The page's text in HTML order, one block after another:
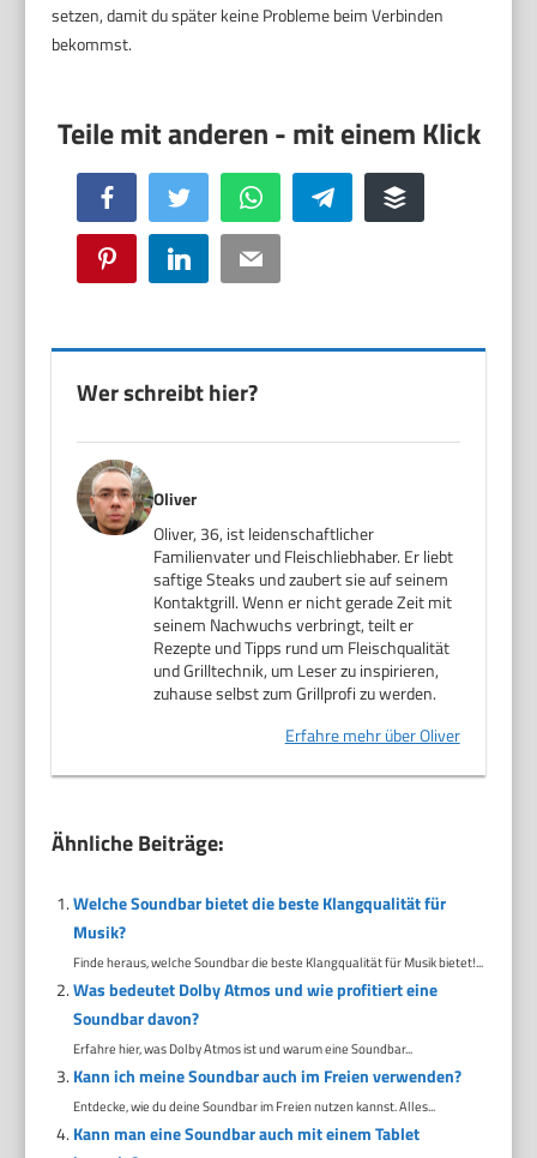
setzen, damit du später keine Probleme beim Verbinden
bekommst.
Facebook Twitter WhatsApp Telegram Buffer
Pinterest LinkedIn Email
Wer schreibt hier?
Oliver
Oliver, 36, ist leidenschaftlicher
Familienvater und Fleischliebhaber. Er liebt
saftige Steaks und zaubert sie auf seinem
Kontaktgrill. Wenn er nicht gerade Zeit mit
seinem Nachwuchs verbringt, teilt er
Rezepte und Tipps rund um Fleischqualität
und Grilltechnik, um Leser zu inspirieren,
zuhause selbst zum Grillprofi zu werden.
Erfahre mehr über Oliver
Ähnliche Beiträge:
Welche Soundbar bietet die beste Klangqualität für
Musik?
Finde heraus, welche Soundbar die beste Klangqualität für Musik bietet!...
Was bedeutet Dolby Atmos und wie profitiert eine
Soundbar davon?
Erfahre hier, was Dolby Atmos ist und warum eine Soundbar...
Kann ich meine Soundbar auch im Freien verwenden?
Entdecke, wie du deine Soundbar im Freien nutzen kannst. Alles...
Kann man eine Soundbar auch mit einem Tablet